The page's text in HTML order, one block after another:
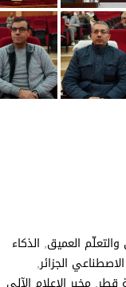
والتعلّم العميق, الذكاء
الجزائر,